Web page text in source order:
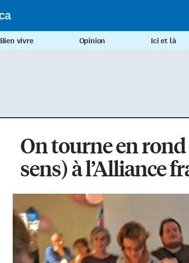
Bien vivre Opinion Ici et là
On tourne en
sens) à l’Alliance